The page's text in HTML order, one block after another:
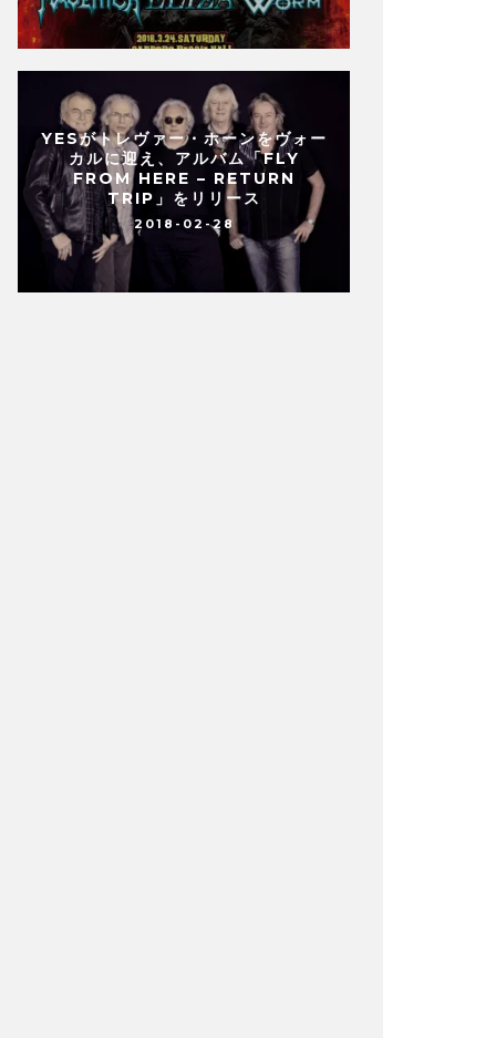
YESがトレヴァー・ホーンをヴォー
カルに迎え、アルバム「FLY
FROM HERE – RETURN
TRIP」をリリース
2018-02-28